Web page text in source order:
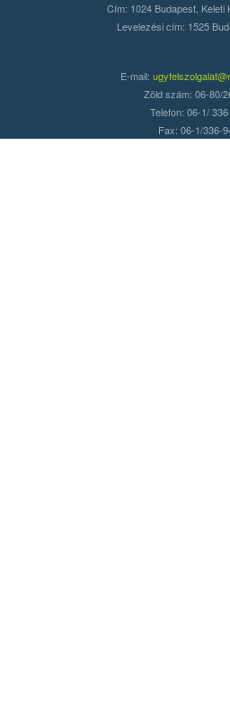
Cím: 1024 Budapest, Keleti
Levelezési cím: 1525
E-mail:
Zöld szám: 06-80/
Telefon: 06-1/
Fax: 06-1/336-